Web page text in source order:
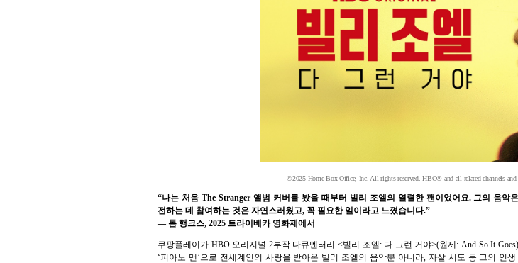
©2025 Home Box Office, Inc. All rights reserved. HBO® and all related channels and
“나는 처음 The Stranger 앨범 커버를 봤을 때부터 빌리 조엘의 열렬한 팬이었어요. 그의 음
전하는 데 참여하는 것은 자연스러웠고, 꼭 필요한 일이라고 느꼈습니다.”
— 톰 행크스, 2025 트라이베카 영화제에서
쿠팡플레이가 HBO 오리지널 2부작 다큐멘터리 <빌리 조엘: 다 그런 거야>(원제: And So It
‘피아노 맨’으로 전세계인의 사랑을 받아온 빌리 조엘의 음악뿐 아니라, 자살 시도 등 그의 인